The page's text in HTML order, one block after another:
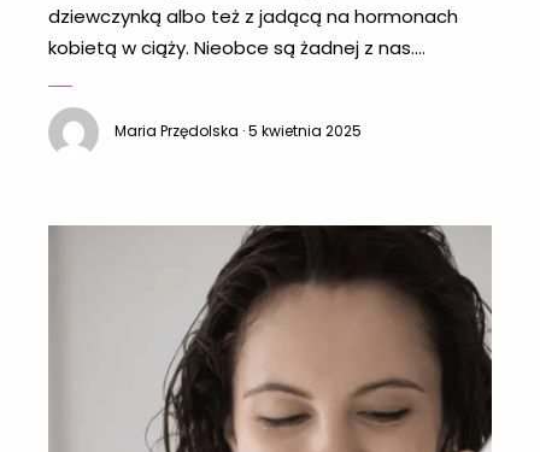
dziewczynką albo też z jadącą na hormonach
kobietą w ciąży. Nieobce są żadnej z nas.
Szczególnie odczuwalne razem z PMS.
Zaprzyjaźnijmy się z nimi. Robić sobie z nich wroga
zupełnie nie warto. Bądź dla siebie dobra! Nie ma
Maria Przędolska · 5 kwietnia 2025